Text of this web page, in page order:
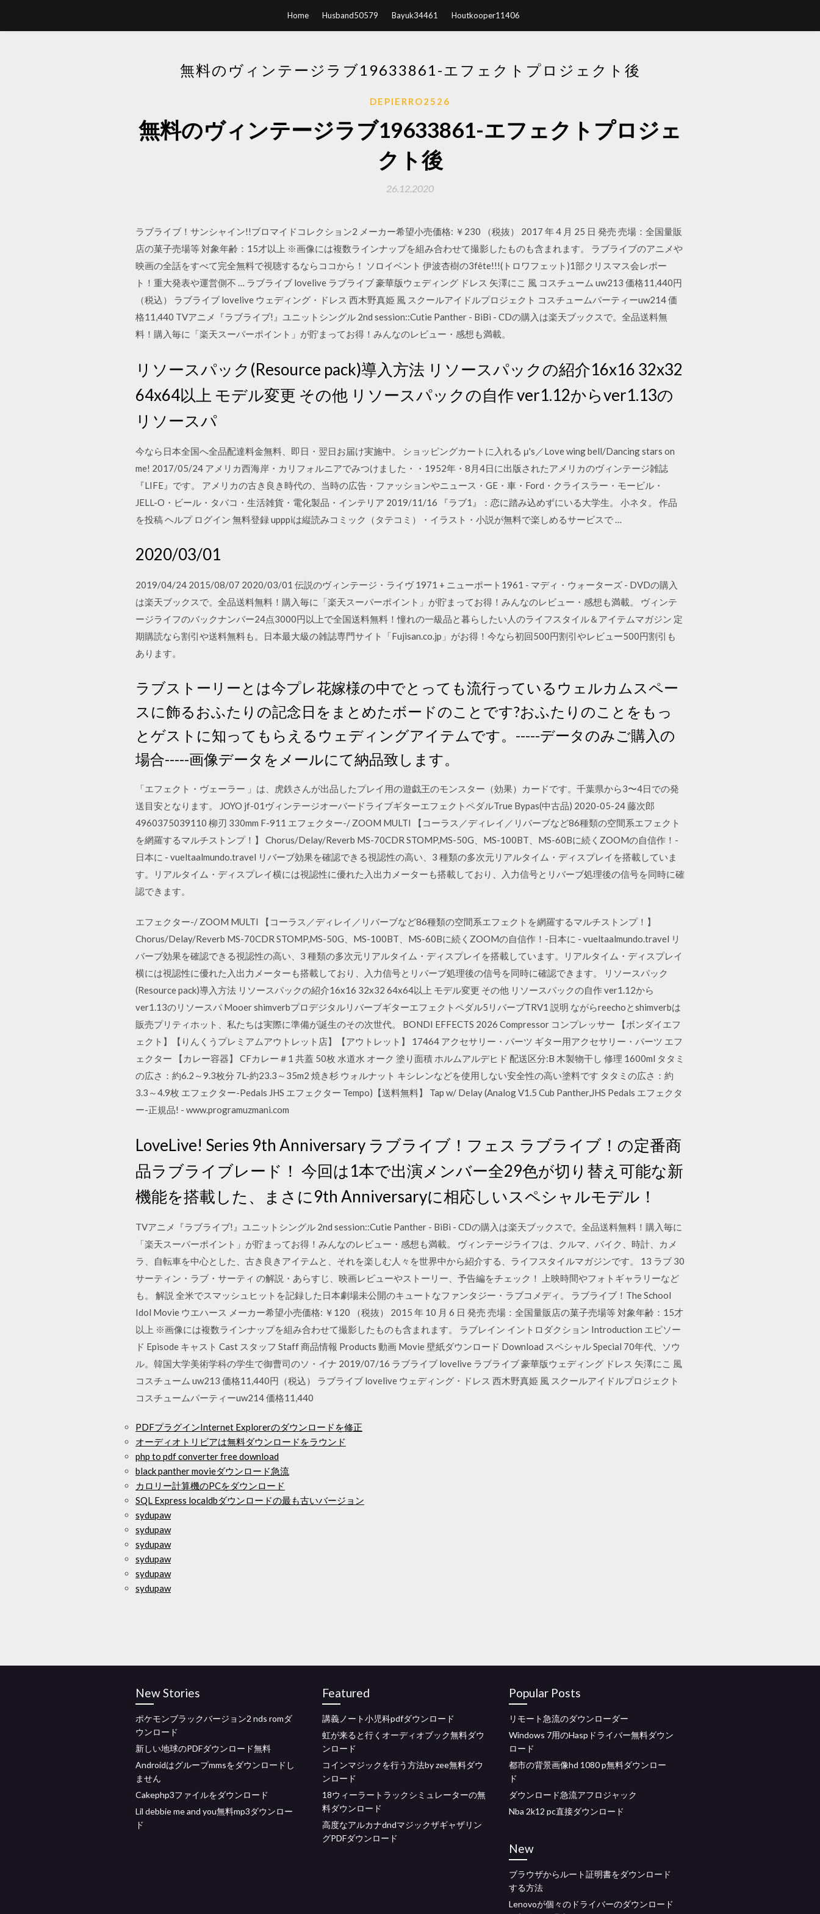
Home Husband50579 Bayuk34461 Houtkooper11406
無料のヴィンテージラブ19633861-エフェクトプロジェクト後
DEPIERRO2526
無料のヴィンテージラブ19633861-エフェクトプロジェ
クト後
26.12.2020
ラブライブ！サンシャイン!!ブロマイドコレクション2 メーカー希望小売価格: ￥230 （税抜） 2017 年 4 月 25 日 発売 売場：全国量販
店の菓子売場等 対象年齢：15才以上 ※画像には複数ラインナップを組み合わせて撮影したものも含まれます。 ラブライブのアニメや
映画の全話をすべて完全無料で視聴するならココから！ ソロイベント 伊波杏樹の3fête!!!(トロワフェット)1部クリスマス会レポー
ト！重大発表や運営側不 … ラブライブ lovelive ラブライブ 豪華版ウェディング ドレス 矢澤にこ 風 コスチューム uw213 価格11,440円
（税込） ラブライブ lovelive ウェディング・ドレス 西木野真姫 風 スクールアイドルプロジェクト コスチュームパーティーuw214 価
格11,440 TVアニメ『ラブライブ!』ユニットシングル 2nd session::Cutie Panther - BiBi - CDの購入は楽天ブックスで。全品送料無
料！購入毎に「楽天スーパーポイント」が貯まってお得！みんなのレビュー・感想も満載。
リソースパック(Resource pack)導入方法 リソースパックの紹介16x16 32x32
64x64以上 モデル変更 その他 リソースパックの自作 ver1.12からver1.13の
リソースパ
今なら日本全国へ全品配達料金無料、即日・翌日お届け実施中。 ショッピングカートに入れる μ's／Love wing bell/Dancing stars on
me! 2017/05/24 アメリカ西海岸・カリフォルニアでみつけました・・1952年・8月4日に出版されたアメリカのヴィンテージ雑誌
『LIFE』です。 アメリカの古き良き時代の、当時の広告・ファッションやニュース・GE・車・Ford・クライスラー・モービル・
JELL-O・ビール・タバコ・生活雑貨・電化製品・インテリア 2019/11/16 『ラブ1』：恋に踏み込めずにいる大学生。 小ネタ。 作品
を投稿 ヘルプ ログイン 無料登録 upppiは縦読みコミック（タテコミ）・イラスト・小説が無料で楽しめるサービスで …
2020/03/01
2019/04/24 2015/08/07 2020/03/01 伝説のヴィンテージ・ライヴ 1971 + ニューポート1961 - マディ・ウォーターズ - DVDの購入
は楽天ブックスで。全品送料無料！購入毎に「楽天スーパーポイント」が貯まってお得！みんなのレビュー・感想も満載。 ヴィンテ
ージライフのバックナンバー24点3000円以上で全国送料無料！憧れの一級品と暮らしたい人のライフスタイル＆アイテムマガジン 定
期購読なら割引や送料無料も。日本最大級の雑誌専門サイト「Fujisan.co.jp」がお得！今なら初回500円割引やレビュー500円割引も
あります。
ラブストーリーとは今プレ花嫁様の中でとっても流行っているウェルカムスペー
スに飾るおふたりの記念日をまとめたボードのことです?おふたりのことをもっ
とゲストに知ってもらえるウェディングアイテムです。-----データのみご購入の
場合-----画像データをメールにて納品致します。
「エフェクト・ヴェーラー 」は、虎鉄さんが出品したプレイ用の遊戯王のモンスター（効果）カードです。千葉県から3〜4日での発
送目安となります。 JOYO jf-01ヴィンテージオーバードライブギターエフェクトペダルTrue Bypas(中古品) 2020-05-24 藤次郎
4960375039110 柳刃 330mm F-911 エフェクター-/ ZOOM MULTI 【コーラス／ディレイ／リバーブなど86種類の空間系エフェクト
を網羅するマルチストンプ！】 Chorus/Delay/Reverb MS-70CDR STOMP,MS-50G、MS-100BT、MS-60Bに続くZOOMの自信作！-
日本に - vueltaalmundo.travel リバーブ効果を確認できる視認性の高い、3 種類の多次元リアルタイム・ディスプレイを搭載していま
す。リアルタイム・ディスプレイ横には視認性に優れた入出力メーターも搭載しており、入力信号とリバーブ処理後の信号を同時に確
認できます。
エフェクター-/ ZOOM MULTI 【コーラス／ディレイ／リバーブなど86種類の空間系エフェクトを網羅するマルチストンプ！】
Chorus/Delay/Reverb MS-70CDR STOMP,MS-50G、MS-100BT、MS-60Bに続くZOOMの自信作！-日本に - vueltaalmundo.travel リ
バーブ効果を確認できる視認性の高い、3 種類の多次元リアルタイム・ディスプレイを搭載しています。リアルタイム・ディスプレイ
横には視認性に優れた入出力メーターも搭載しており、入力信号とリバーブ処理後の信号を同時に確認できます。 リソースパック
(Resource pack)導入方法 リソースパックの紹介16x16 32x32 64x64以上 モデル変更 その他 リソースパックの自作 ver1.12から
ver1.13のリソースパ Mooer shimverbプロデジタルリバーブギターエフェクトペダル5リバーブTRV1 説明 ながらreechoとshimverbは
販売プリティホット、私たちは実際に準備が誕生のその次世代。 BONDI EFFECTS 2026 Compressor コンプレッサー 【ボンダイエフ
ェクト】【りんくうプレミアムアウトレット店】【アウトレット】 17464 アクセサリー・パーツ ギター用アクセサリー・パーツ エフ
ェクター 【カレー容器】 CFカレー＃1 共蓋 50枚 水道水 オーク 塗り面積 ホルムアルデヒド 配送区分:B 木製物干し 修理 1600ml タタミ
の広さ：約6.2～9.3枚分 7L-約23.3～35m2 焼き杉 ウォルナット キシレンなどを使用しない安全性の高い塗料です タタミの広さ：約
3.3～4.9枚 エフェクター-Pedals JHS エフェクター Tempo)【送料無料】 Tap w/ Delay (Analog V1.5 Cub Panther,JHS Pedals エフェクタ
ー-正規品! - www.programuzmani.com
LoveLive! Series 9th Anniversary ラブライブ！フェス ラブライブ！の定番商
品ラブライブレード！ 今回は1本で出演メンバー全29色が切り替え可能な新
機能を搭載した、まさに9th Anniversaryに相応しいスペシャルモデル！
TVアニメ『ラブライブ!』ユニットシングル 2nd session::Cutie Panther - BiBi - CDの購入は楽天ブックスで。全品送料無料！購入毎に
「楽天スーパーポイント」が貯まってお得！みんなのレビュー・感想も満載。 ヴィンテージライフは、クルマ、バイク、時計、カメ
ラ、自転車を中心とした、古き良きアイテムと、それを楽しむ人々を世界中から紹介する、ライフスタイルマガジンです。 13 ラブ 30
サーティン・ラブ・サーティ の解説・あらすじ、映画レビューやストーリー、予告編をチェック！ 上映時間やフォトギャラリーなど
も。 解説 全米でスマッシュヒットを記録した日本劇場未公開のキュートなファンタジー・ラブコメディ。 ラブライブ！The School
Idol Movie ウエハース メーカー希望小売価格: ￥120 （税抜） 2015 年 10 月 6 日 発売 売場：全国量販店の菓子売場等 対象年齢：15才
以上 ※画像には複数ラインナップを組み合わせて撮影したものも含まれます。 ラブレイン イントロダクション Introduction エピソー
ド Episode キャスト Cast スタッフ Staff 商品情報 Products 動画 Movie 壁紙ダウンロード Download スペシャル Special 70年代、ソウ
ル。韓国大学美術学科の学生で御曹司のソ・イナ 2019/07/16 ラブライブ lovelive ラブライブ 豪華版ウェディング ドレス 矢澤にこ 風
コスチューム uw213 価格11,440円（税込） ラブライブ lovelive ウェディング・ドレス 西木野真姫 風 スクールアイドルプロジェクト
コスチュームパーティーuw214 価格11,440
PDFプラグインInternet Explorerのダウンロードを修正
オーディオトリビアは無料ダウンロードをラウンド
php to pdf converter free download
black panther movieダウンロード急流
カロリー計算機のPCをダウンロード
SQL Express localdbダウンロードの最も古いバージョン
sydupaw
sydupaw
sydupaw
sydupaw
sydupaw
sydupaw
New Stories
ポケモンブラックバージョン2 nds romダ
ウンロード
新しい地球のPDFダウンロード無料
Androidはグループmmsをダウンロードし
ません
Cakephp3ファイルをダウンロード
Lil debbie me and you無料mp3ダウンロー
ド
Featured
講義ノート小児科pdfダウンロード
虹が来ると行くオーディオブック無料ダウ
ンロード
コインマジックを行う方法by zee無料ダウ
ンロード
18ウィーラートラックシミュレーターの無
料ダウンロード
高度なアルカナdndマジックザギャザリン
グPDFダウンロード
Popular Posts
リモート急流のダウンローダー
Windows 7用のHaspドライバー無料ダウン
ロード
都市の背景画像hd 1080 p無料ダウンロー
ド
ダウンロード急流アフロジャック
Nba 2k12 pc直接ダウンロード
New
ブラウザからルート証明書をダウンロード
する方法
Lenovoが個々のドライバーのダウンロード